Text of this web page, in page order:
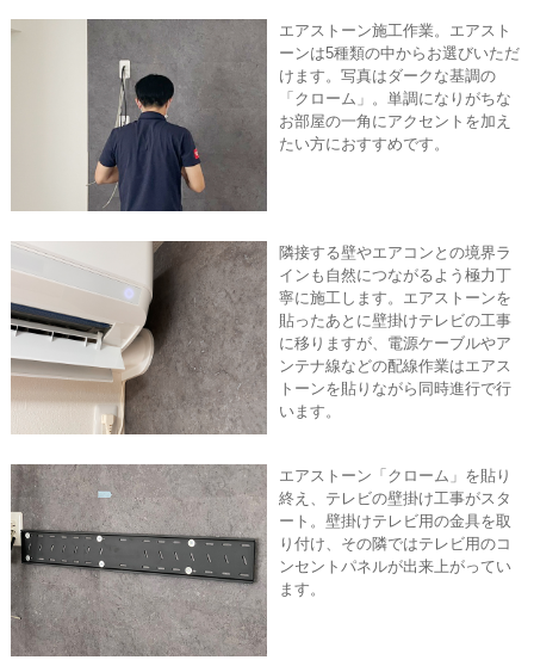
エアストーン施工作業。エアスト
ーンは5種類の中からお選びいただ
けます。写真はダークな基調の
「クローム」。単調になりがちな
お部屋の一角にアクセントを加え
たい方におすすめです。
隣接する壁やエアコンとの境界ラ
インも自然につながるよう極力丁
寧に施工します。エアストーンを
貼ったあとに壁掛けテレビの工事
に移りますが、電源ケーブルやア
ンテナ線などの配線作業はエアス
トーンを貼りながら同時進行で行
います。
エアストーン「クローム」を貼り
終え、テレビの壁掛け工事がスタ
ート。壁掛けテレビ用の金具を取
り付け、その隣ではテレビ用のコ
ンセントパネルが出来上がってい
ます。